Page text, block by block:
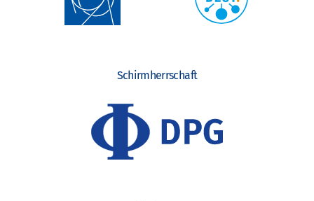
Schirmherrschaft